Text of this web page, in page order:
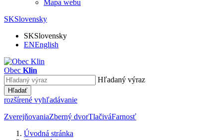
Mapa webu
SKSlovensky
SKSlovensky
ENEnglish
Obec Klin
Hľadaný výraz
Hľadať
rozšírené vyhľadávanie
ZverejňovaniaZberný dvorTlačiváFarnosť
Úvodná stránka